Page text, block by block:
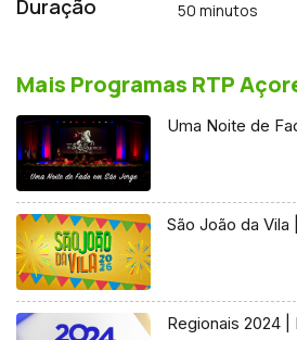
Duração 50 minutos
Mais Programas RTP
Uma Noite de
São João da Vila
Regionais 2024 |